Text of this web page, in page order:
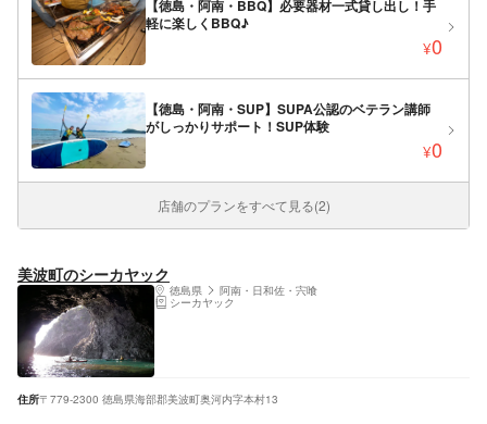
【徳島・阿南・BBQ】必要器材一式貸し出し！手
軽に楽しくBBQ♪
¥0
【徳島・阿南・SUP】SUPA公認のベテラン講師
がしっかりサポート！SUP体験
¥0
店舗のプランをすべて見る(2)
美波町のシーカヤック
徳島県 阿南・日和佐・宍喰
シーカヤック
住所〒779-2300 徳島県海部郡美波町奥河内字本村13